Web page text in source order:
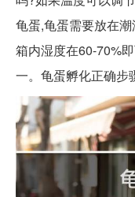
龟蛋,龟蛋需要放在
箱内湿度在60-70%
一。龟蛋孵化正确步